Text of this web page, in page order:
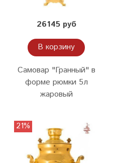
26145 руб
В корзину
Самовар "Гранный" в
форме рюмки 5л
жаровый
21%